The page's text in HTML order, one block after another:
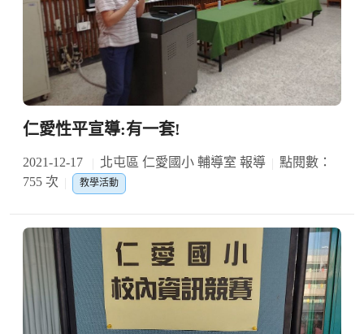
仁愛性平宣導:有一套!
2021-12-17 北屯區 仁愛國小 輔導室 報導
點閱數：
755 次
教學活動